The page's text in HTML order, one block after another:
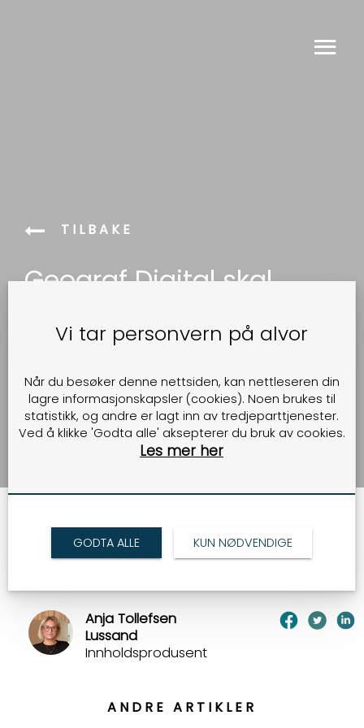
TILBAKE
Geograf Digital skal
Stavanger
universitetssykehus
[Ingress NL]
Anja Tollefsen
Lussand
Innholdsprodusent
ANDRE ARTIKLER
Vi tar personvern på alvor
Når du besøker denne nettsiden, kan nettleseren din
lagre informasjonskapsler (cookies). Noen brukes til
statistikk, og andre er lagt inn av tredjeparttjenester.
Ved å klikke 'Godta alle' aksepterer du bruk av cookies.
Les mer her
GODTA ALLE KUN NØDVENDIGE